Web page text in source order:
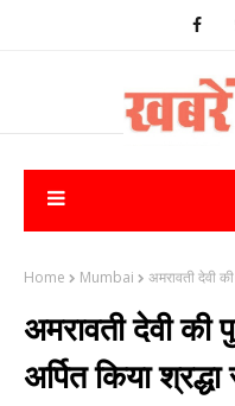
Home Mumbai अमरावती देवी
अमरावती देवी की
अर्पित किया